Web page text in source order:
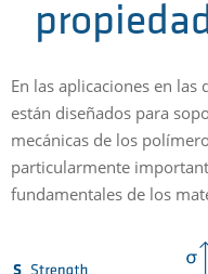
En las aplicaciones en
están diseñados para
mecánicas de los
particularmente
fundamentales de los